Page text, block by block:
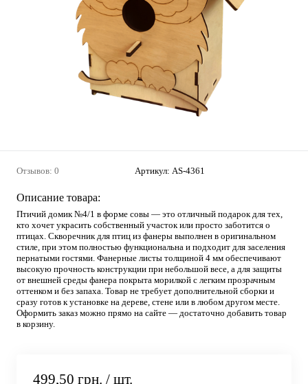
Отзывов: 0 Артикул: AS-4361
Описание товара:
Птичий домик №4/1 в форме совы — это отличный подарок для тех,
кто хочет украсить собственный участок или просто заботится о
птицах. Скворечник для птиц из фанеры выполнен в оригинальном
стиле, при этом полностью функциональна и подходит для заселения
пернатыми гостями. Фанерные листы толщиной 4 мм обеспечивают
высокую прочность конструкции при небольшой весе, а для защиты
от внешней среды фанера покрыта морилкой с легким прозрачным
оттенком и без запаха. Товар не требует дополнительной сборки и
сразу готов к установке на дереве, стене или в любом другом месте.
Оформить заказ можно прямо на сайте — достаточно добавить товар
в корзину.
499,50 грн. / шт.